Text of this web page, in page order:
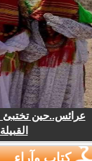
عرائس..حين تختبئ
كتاب وآراء